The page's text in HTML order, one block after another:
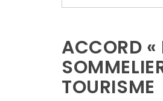
ACCORD «
TOURISME